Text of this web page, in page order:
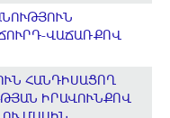
ՎԱՃԱՌՔՈՎ
ՀԱՆԴԻՍԱՑՈՂ
ԻՐԱՎՈՒՆՔՈՎ